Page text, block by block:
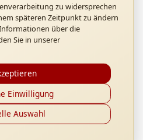
in Marktl"
Raischl und Band
zu widersprechen
späteren Zeitpunkt zu ändern
über die
Sie in unserer
Einwilligung
Auswahl